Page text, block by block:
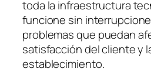
toda la infraestructura
funcione sin
problemas que puedan
satisfacción del cliente y
establecimiento.